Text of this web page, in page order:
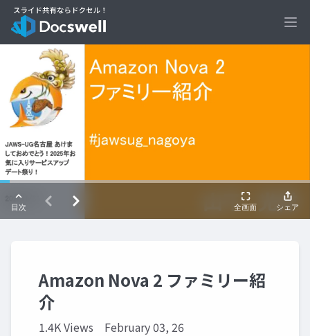
Amazon Nova 2 ファミリー紹
介
1.4K Views February 03, 26